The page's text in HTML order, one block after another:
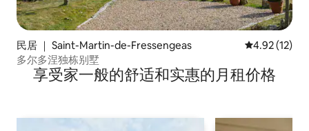
民居 ｜ Saint-Martin-de-Fressengeas 平均评分
4.92 (12)
多尔多涅独栋别墅
享受家一般的舒适和实惠的月租价格